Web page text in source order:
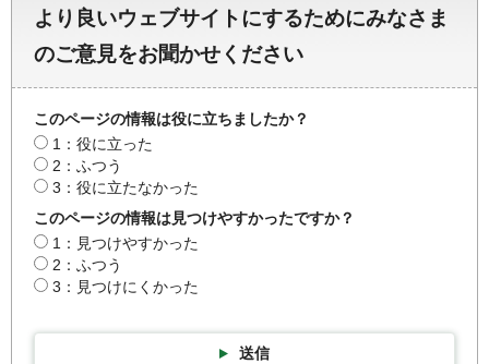
より良いウェブサイトにするためにみなさま
のご意見をお聞かせください
このページの情報は役に立ちましたか？
1：役に立った
2：ふつう
3：役に立たなかった
このページの情報は見つけやすかったですか？
1：見つけやすかった
2：ふつう
3：見つけにくかった
送信